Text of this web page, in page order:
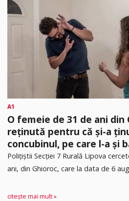
A1
O femeie de 31 de ani
reținută pentru că și-a
concubinul, pe care l-a și
​Polițiștii Secției 7 Rurală Lipova
ani, din Ghioroc, care la data de 6
citește mai mult »